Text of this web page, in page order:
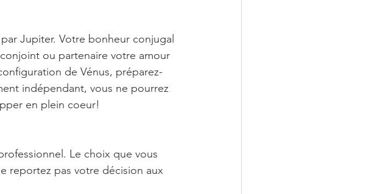
Jupiter. Votre bonheur conjugal
ou partenaire votre amour
de Vénus, préparez-
indépendant, vous ne pourrez
en plein coeur!
Le choix que vous
reportez pas votre décision aux